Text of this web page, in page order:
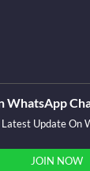
WhatsApp
Update On
JOIN NOW